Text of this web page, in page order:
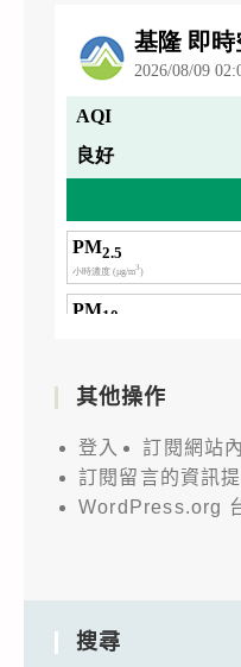
其他操作
登入
訂閱網站
訂閱留言的資訊
WordPress.org
搜尋